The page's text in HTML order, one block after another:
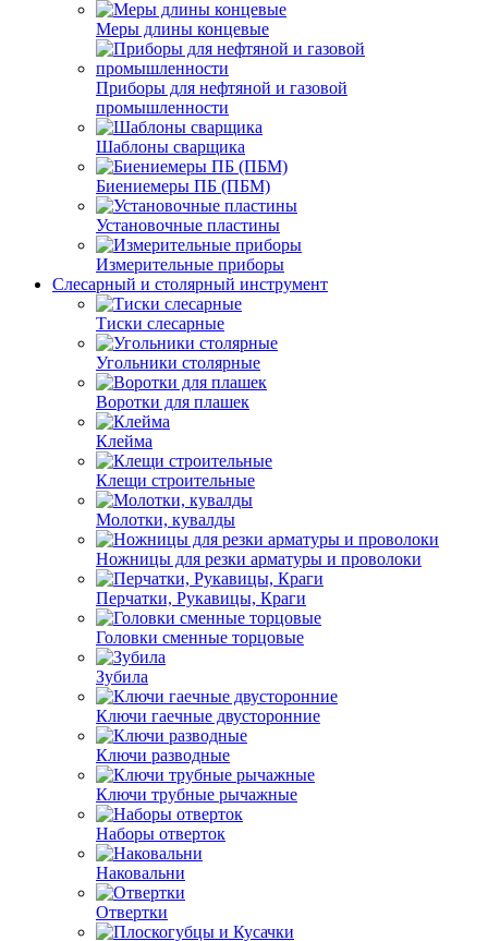
Меры длины концевые
Приборы для нефтяной и газовой
промышленности
Шаблоны сварщика
Биениемеры ПБ (ПБМ)
Установочные пластины
Измерительные приборы
Слесарный и столярный инструмент
Тиски слесарные
Угольники столярные
Воротки для плашек
Клейма
Клещи строительные
Молотки, кувалды
Ножницы для резки арматуры и проволоки
Перчатки, Рукавицы, Краги
Головки сменные торцовые
Зубила
Ключи гаечные двусторонние
Ключи разводные
Ключи трубные рычажные
Наборы отверток
Наковальни
Отвертки